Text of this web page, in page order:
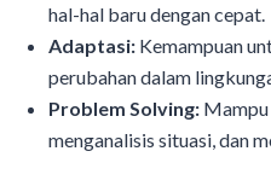
hal-hal baru dengan cepat.
Adaptasi: Kemampuan
perubahan dalam
Problem Solving: Mampu
menganalisis situasi, dan